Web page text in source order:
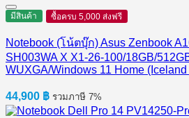
มีสินค้า ซื้อครบ 5,000 ส่งฟรี
Notebook (โน้ตบุ๊ก) Asus Zenbook
SH003WA X X1-26-100/18GB/
WUXGA/Windows 11 Home (Iceland
44,900 ฿ รวมภาษี 7%